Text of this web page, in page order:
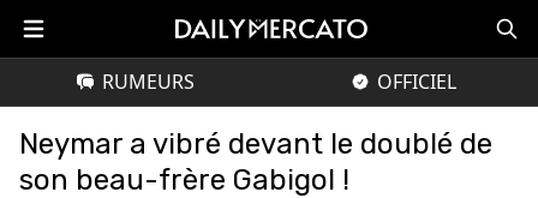
RUMEURS OFFICIEL
Neymar a vibré devant le doublé de
son beau-frère Gabigol !